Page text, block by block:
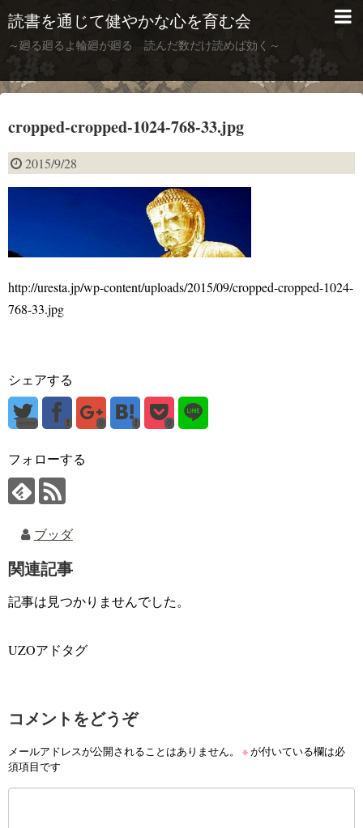
読書を通じて健やかな心を育む会
～廻る廻るよ輪廻が廻る 読んだ数だけ読めば効く～
cropped-cropped-1024-768-33.jpg
2015/9/28
http://uresta.jp/wp-content/uploads/2015/09/cropped-cropped-1024-
768-33.jpg
シェアする
error 0 0
フォローする
ブッダ
関連記事
記事は見つかりませんでした。
UZOアドタグ
コメントをどうぞ
メールアドレスが公開されることはありません。 ※が付いている欄は必
須項目です